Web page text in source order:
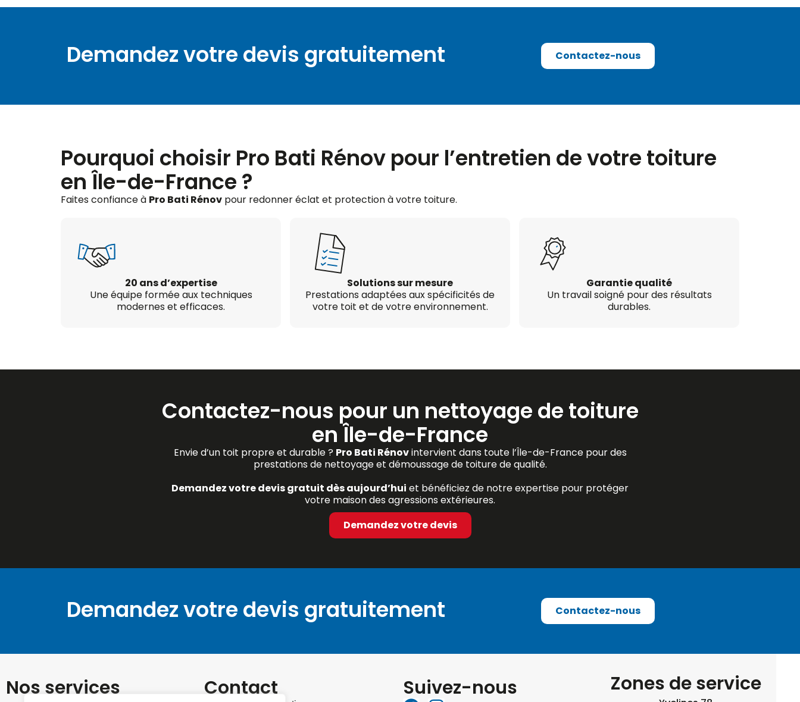
Demandez votre devis gratuitement Contactez-nous
Pourquoi choisir Pro Bati Rénov pour l’entretien de votre toiture
en Île-de-France ?
Faites confiance à Pro Bati Rénov pour redonner éclat et protection à votre toiture.
20 ans d’expertise
Une équipe formée aux techniques
modernes et efficaces.
Solutions sur mesure
Prestations adaptées aux spécificités de
votre toit et de votre environnement.
Garantie qualité
Un travail soigné pour des résultats
durables.
Contactez-nous pour un nettoyage de toiture
en Île-de-France
Envie d’un toit propre et durable ? Pro Bati Rénovintervient dans toute l’Île-de-France pour des
prestations de nettoyage et démoussage de toiture de qualité.
Demandez votre devis gratuit dès aujourd’hui et bénéficiez de notre expertise pour protéger
votre maison des agressions extérieures.
Demandez votre devis
Demandez votre devis gratuitement Contactez-nous
Nos services Contact Suivez-nous Zones de service